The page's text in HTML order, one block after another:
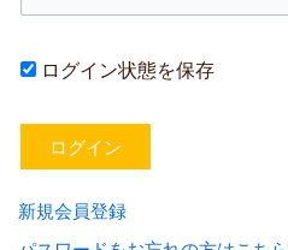
ログイン状態を保存
新規会員登録